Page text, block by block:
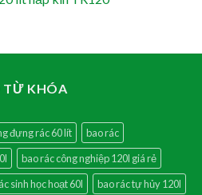
TỪ KHÓA
đựng rác 60 lít
bao rác
bao rác công nghiệp 120l giá rẻ
sinh học hoạt 60l
bao rác tự hủy 120l